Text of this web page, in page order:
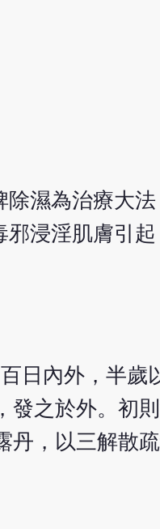
濕為治療大
浸淫肌膚引
日內外，半
之於外。初
丹，以三解散